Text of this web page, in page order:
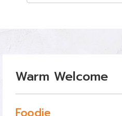
Warm Welcome
Foodie